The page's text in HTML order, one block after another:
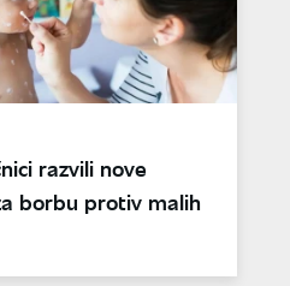
razvili nove
borbu protiv malih